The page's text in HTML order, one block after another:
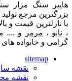
هایپر سنگ مزار
بزرگترین مرجع تولید
با نازلترین قیمت و
، نانو ، مرمر
و ....
گرامی و خانواده
sitemap
نقشه
نقشه